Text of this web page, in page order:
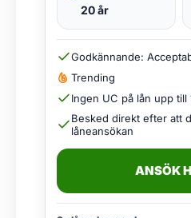
20 år
Godkännande:
Trending
Ingen UC på lån upp till
Besked direkt efter att
låneansökan
ANSÖK